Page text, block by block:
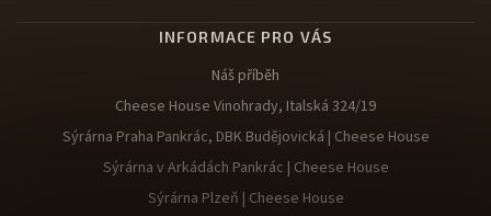
INFORMACE PRO VÁS
Náš příběh
Cheese House Vinohrady, Italská 324/19
Sýrárna Praha Pankrác, DBK Budějovická | Cheese House
Sýrárna v Arkádách Pankrác | Cheese House
Sýrárna Plzeň | Cheese House